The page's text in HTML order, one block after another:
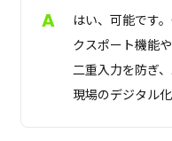
はい、可能です
クスポート機能
二重入力を防ぎ
現場のデジタル